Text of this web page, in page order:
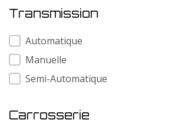
Transmission
Transmission
Automatique
Manuelle
Semi-Automatique
Carrosserie